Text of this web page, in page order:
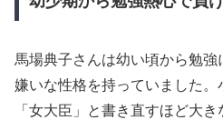
馬場典子さんは幼い頃から勉
嫌いな性格を持っていました。
「女大臣」と書き直すほど大